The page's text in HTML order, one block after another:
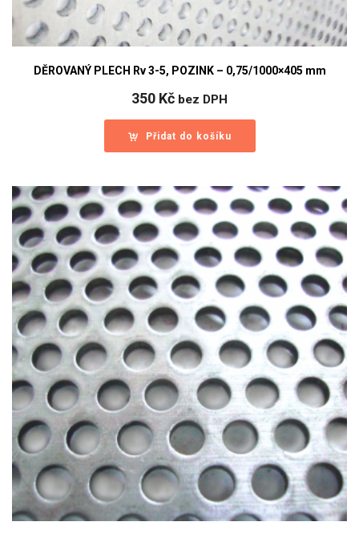
DĚROVANÝ PLECH Rv 3-5, POZINK – 0,75/1000×405 mm
350 Kč bez DPH
Přidat do košíku